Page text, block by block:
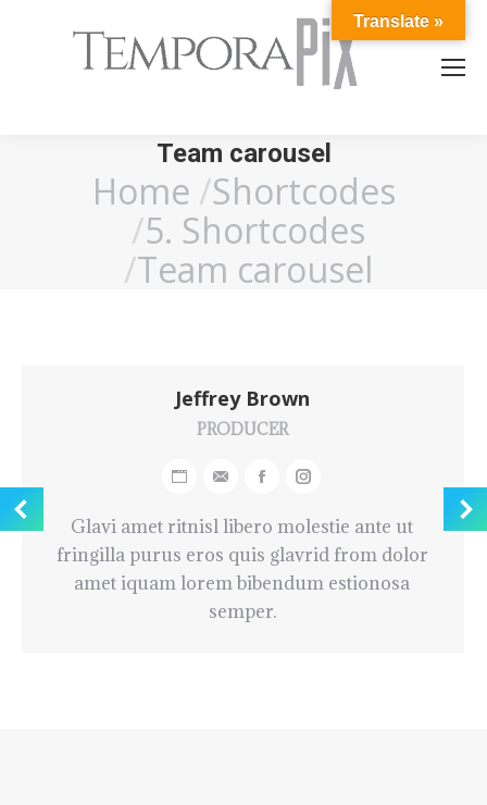
Team carousel
You are here:Home Shortcodes
5. Shortcodes
Team carousel
Jeffrey Brown
PRODUCER
Glavi amet ritnisl libero molestie ante ut
fringilla purus eros quis glavrid from dolor
amet iquam lorem bibendum estionosa
semper.
Blog
personale
/
sito
web
E-
mail
FacebookInstagram
Translate »